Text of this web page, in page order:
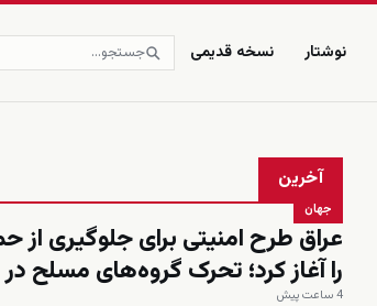
نوشتار نسخه قدیمی
زنده
آخرین
جهان
عراق طرح امنیتی برای جلوگیری از
را آغاز کرد؛ تحرک گروه‌های مسلح در
4 ساعت پیش